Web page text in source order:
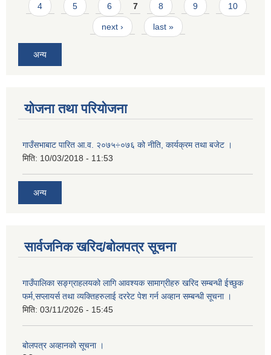
4 5 6 7 8 9 10
next › last »
अन्य
योजना तथा परियोजना
गाउँसभाबाट पारित आ.व. २०७५÷०७६ को नीति, कार्यक्रम तथा बजेट ।
मिति: 10/03/2018 - 11:53
अन्य
सार्वजनिक खरिद/बोलपत्र सूचना
गाउँपालिका सङ्ग्राहलयको लागि आवश्यक सामाग्रीहरु खरिद सम्बन्धी ईच्छुक
फर्म,सप्लायर्स तथा व्यक्तिहरुलाई दररेट पेश गर्न अव्हान सम्बन्धी सूचना ।
मिति: 03/11/2026 - 15:45
बोलपत्र अव्हानको सूचना ।